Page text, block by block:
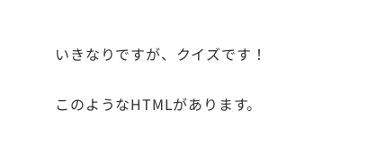
いきなりですが、クイズです！
このようなHTMLがあります。